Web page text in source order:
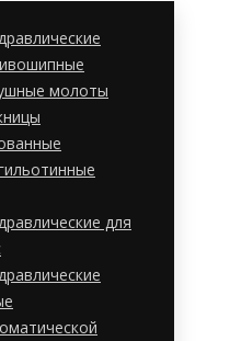
молоты
для